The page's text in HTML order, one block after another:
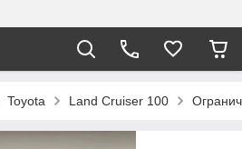
Toyota Land Cruiser 100